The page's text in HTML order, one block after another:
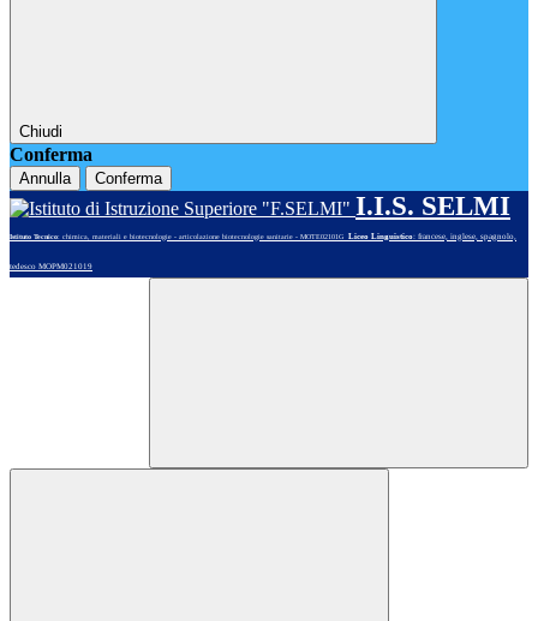
Chiudi
Conferma
Annulla Conferma
I.I.S. SELMI
Istituto Tecnico: chimica, materiali e biotecnologie - articolazione biotecnologie sanitarie - MOTE02101G Liceo Linguistico: francese, inglese, spagnolo,
tedesco MOPM021019